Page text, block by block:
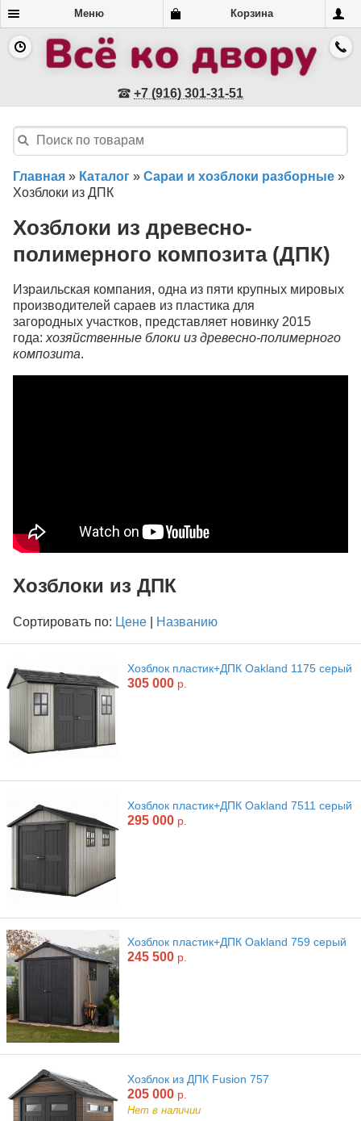
Меню Корзина
+7 (916) 301-31-51
Главная » Каталог » Сараи и хозблоки разборные »
Хозблоки из ДПК
Хозблоки из древесно-
полимерного композита (ДПК)
Израильская компания, одна из пяти крупных мировых
производителей сараев из пластика для
загородных участков, представляет новинку 2015
года: хозяйственные блоки из древесно-полимерного
композита.
Хозблоки из ДПК
Сортировать по: Цене Названию
Хозблок пластик+ДПК Oakland 1175 серый
305 000 р.
Хозблок пластик+ДПК Oakland 7511 серый
295 000 р.
Хозблок пластик+ДПК Oakland 759 серый
245 500 р.
Хозблок из ДПК Fusion 757
205 000 р.
Нет в наличии